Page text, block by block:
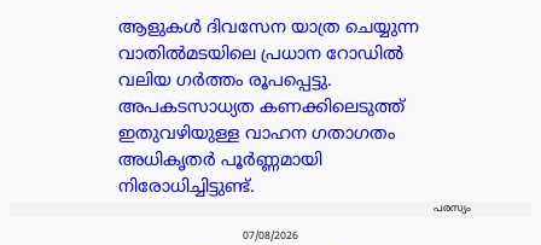
ആളുകൾ ദിവസേന യാത്ര ചെയ്യുന്ന
വാതിൽമടയിലെ പ്രധാന റോഡിൽ
വലിയ ഗർത്തം രൂപപ്പെട്ടു.
അപകടസാധ്യത കണക്കിലെടുത്ത്
ഇതുവഴിയുള്ള വാഹന ഗതാഗതം
അധികൃതർ പൂർണ്ണമായി
നിരോധിച്ചിട്ടുണ്ട്.
പരസ്യം
07/08/2026